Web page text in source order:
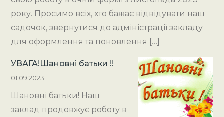
року. Просимо всіх, хто бажає відвідувати наш
садочок, звернутися до адміністрації закладу
для оформлення та поновлення […]
УВАГА!Шановні батьки !!
01.09.2023
Шановні батьки! Наш
заклад продовжує роботу в